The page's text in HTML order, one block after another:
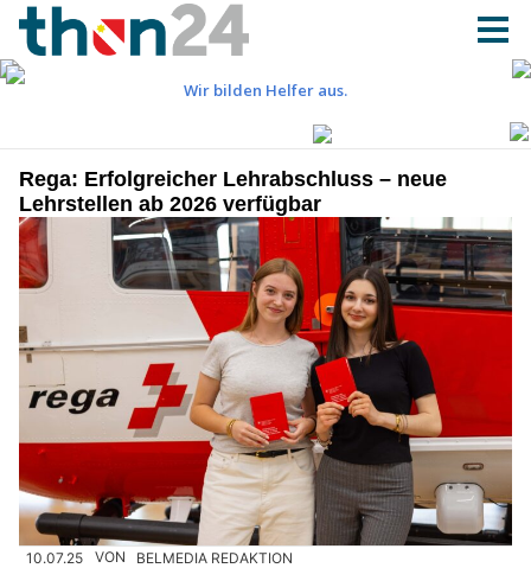
Rega: Erfolgreicher Lehrabschluss – neue
Lehrstellen ab 2026 verfügbar
10.07.25 VON BELMEDIA REDAKTION